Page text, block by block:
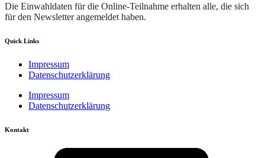
Die Einwahldaten für die Online-Teilnahme erhalten alle, die sich
für den Newsletter angemeldet haben.
Quick Links
Impressum
Datenschutzerklärung
Impressum
Datenschutzerklärung
Kontakt